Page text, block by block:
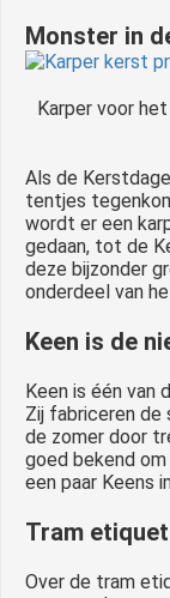
Monster in
Karper voor
Als de
tentjes
wordt er een
gedaan, tot de
deze bijzonder
onderdeel van
Keen is de
Keen is één van
Zij fabriceren de
de zomer door
goed bekend om
een paar Keens
Tram
Over de tram